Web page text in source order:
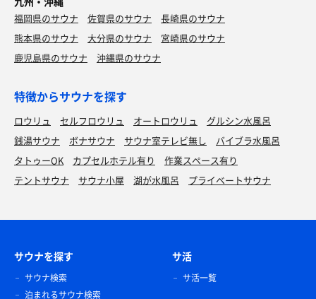
福岡県のサウナ 佐賀県のサウナ
長崎県のサウナ
熊本県のサウナ
大分県のサウナ
宮崎県のサウナ
鹿児島県のサウナ
沖縄県のサウナ
特徴からサウナを探す
ロウリュ セルフロウリュ オートロウリュ
グルシン水風呂
銭湯サウナ
ボナサウナ サウナ室テレビ無し
バイブラ水風呂
タトゥーOK
カプセルホテル有り
作業スペース有り
テントサウナ
サウナ小屋 湖が水風呂 プライベートサウナ
サウナを探す
サウナ検索
泊まれるサウナ検索
サ活
サ活一覧